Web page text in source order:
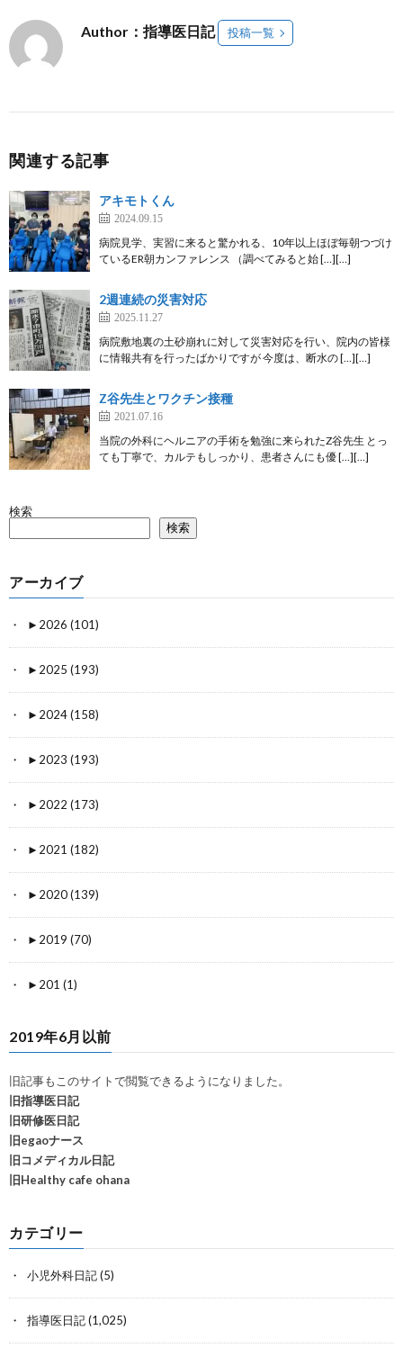
Author：指導医日記 投稿一覧
関連する記事
アキモトくん
2024.09.15
病院見学、実習に来ると驚かれる、10年以上ほぼ毎朝つづけ
ているER朝カンファレンス （調べてみると始 […][…]
2週連続の災害対応
2025.11.27
病院敷地裏の土砂崩れに対して災害対応を行い、院内の皆様
に情報共有を行ったばかりですが 今度は、断水の […][…]
Z谷先生とワクチン接種
2021.07.16
当院の外科にヘルニアの手術を勉強に来られたZ谷先生 とっ
ても丁寧で、カルテもしっかり、患者さんにも優 […][…]
検索
検索
アーカイブ
► 2026 (101)
► 2025 (193)
► 2024 (158)
► 2023 (193)
► 2022 (173)
► 2021 (182)
► 2020 (139)
► 2019 (70)
► 201 (1)
2019年6月以前
旧記事もこのサイトで閲覧できるようになりました。
旧指導医日記
旧研修医日記
旧egaoナース
旧コメディカル日記
旧Healthy cafe ohana
カテゴリー
小児外科日記(5)
指導医日記(1,025)